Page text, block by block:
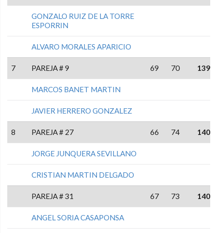
GONZALO RUIZ DE LA TORRE
ESPORRIN
ALVARO MORALES APARICIO
7 PAREJA # 9 69 70 139
MARCOS BANET MARTIN
JAVIER HERRERO GONZALEZ
8 PAREJA # 27 66 74 140
JORGE JUNQUERA SEVILLANO
CRISTIAN MARTIN DELGADO
PAREJA # 31 67 73 140
ANGEL SORIA CASAPONSA